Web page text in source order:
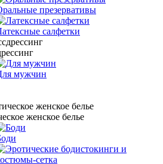
презервативы
салфетки
мужчин
женское белье